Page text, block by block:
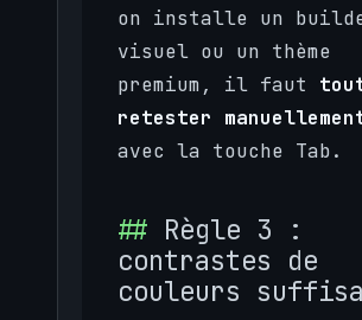
on installe un
visuel ou un thème
premium, il faut
retester
avec la touche Tab.
Règle 3 :
contrastes de
couleurs